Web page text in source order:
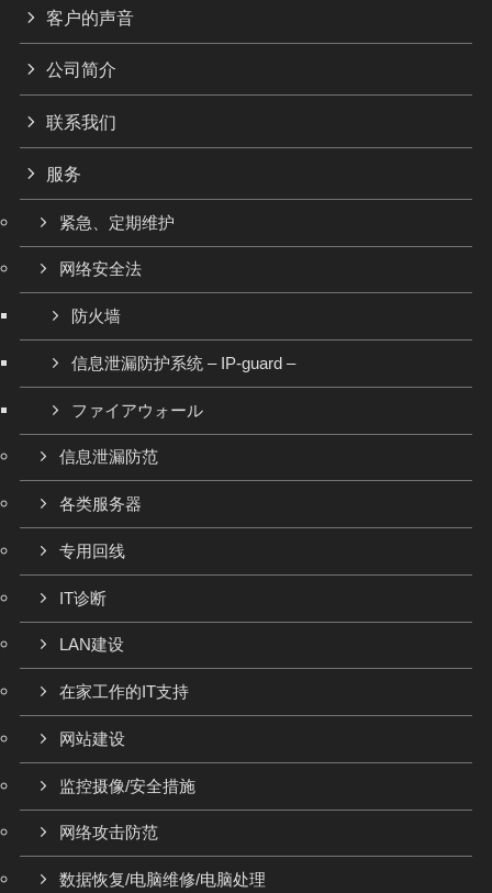
客户的声音
公司简介
联系我们
服务
紧急、定期维护
网络安全法
防火墙
信息泄漏防护系统 – IP-guard –
ファイアウォール
信息泄漏防范
各类服务器
专用回线
IT诊断
LAN建设
在家工作的IT支持
网站建设
监控摄像/安全措施
网络攻击防范
数据恢复/电脑维修/电脑处理